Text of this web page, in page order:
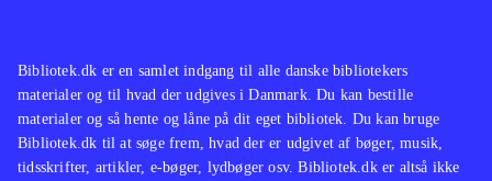
Bibliotek.dk er en samlet indgang til alle danske bibliotekers
materialer og til hvad der udgives i Danmark. Du kan bestille
materialer og så hente og låne på dit eget bibliotek. Du kan bruge
Bibliotek.dk til at søge frem, hvad der er udgivet af bøger, musik,
tidsskrifter, artikler, e-bøger, lydbøger osv. Bibliotek.dk er altså ikke